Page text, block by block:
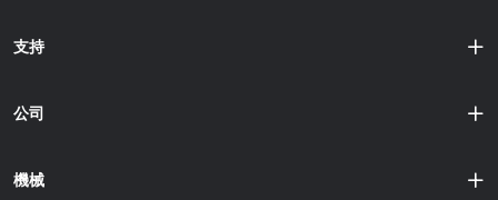
射流熔融（MJF） 多射流熔融是一項......
脂槽。 立體光刻（SLA） SLA 使用裝有液態光聚合物樹脂的
嘴擠出熱塑性絲材，逐層沉積材料以建立物體。 積層製造的
新。 ·......
支持
公司
機械